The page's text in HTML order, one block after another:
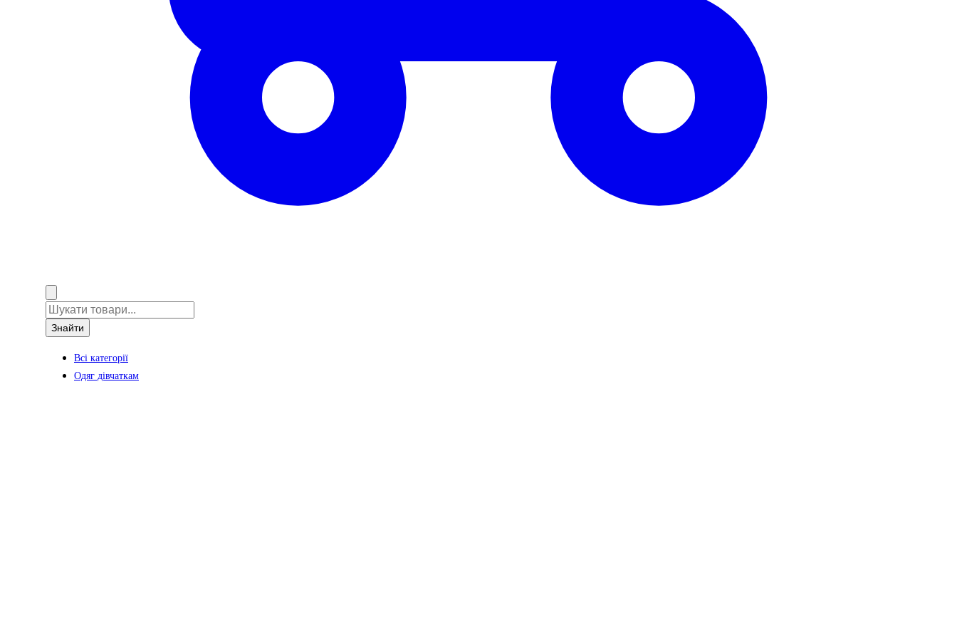
Знайти
Всі категорії
Одяг дівчаткам